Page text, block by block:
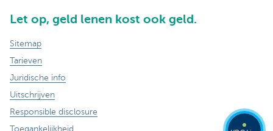
Let op, geld lenen kost ook geld.
Sitemap
Tarieven
Juridische info
Uitschrijven
Responsible disclosure
Toegankelijkheid